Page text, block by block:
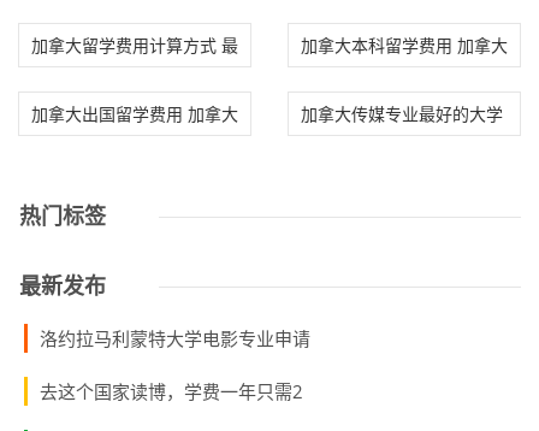
加拿大约克大
分校
加拿大留学费用计算方式 最
新加拿大留学
加拿大本科留学费用 加拿大
本科留学费用
加拿大出国留学费用 加拿大
加拿大传媒专业最好的大学
热门标签
最新发布
洛约拉马利蒙特大学电影专业申请
去这个国家读博，学费一年只需2